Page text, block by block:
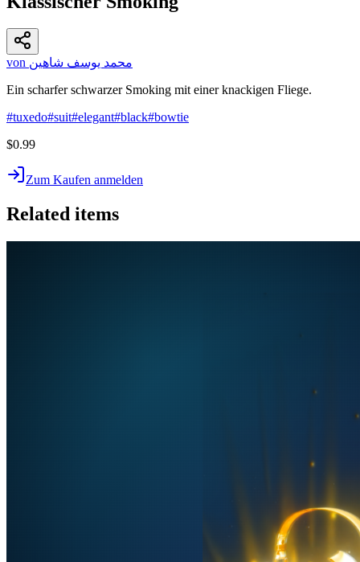
von محمد يوسف شاهين
Ein scharfer schwarzer Smoking mit einer knackigen Fliege.
#tuxedo#suit#elegant#black#bowtie
$0.99
Zum Kaufen anmelden
Related items